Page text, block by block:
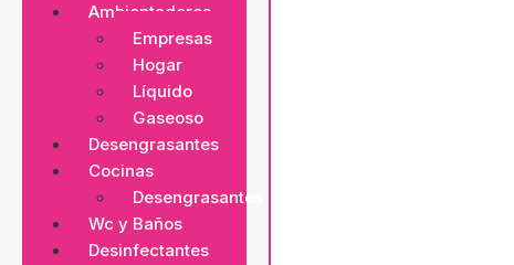
Ambientadores
Empresas
Hogar
Líquido
Gaseoso
Desengrasantes
Cocinas
Desengrasantes
Wc y Baños
Desinfectantes